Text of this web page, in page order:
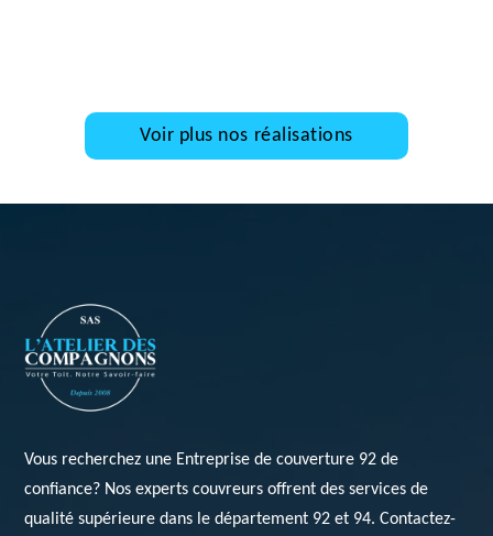
Voir plus nos réalisations
Vous recherchez une Entreprise de couverture 92 de
confiance? Nos experts couvreurs offrent des services de
qualité supérieure dans le département 92 et 94. Contactez-